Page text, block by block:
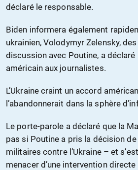
déclaré le responsable.
Biden informera également
ukrainien, Volodymyr Zelensky,
discussion avec Poutine, a
américain aux journalistes.
L’Ukraine craint un accord
l’abandonnerait dans la sphère
Le porte-parole a déclaré que la
pas si Poutine a pris la décision
militaires contre l’Ukraine – et
menacer d’une intervention